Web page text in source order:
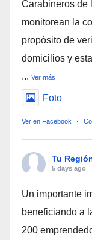
Carabineros de
monitorean la
propósito de
domicilios y
... Ver más
Foto
Ver en Facebook ·
Tu
5 days ago
Un importante
beneficiando a
200